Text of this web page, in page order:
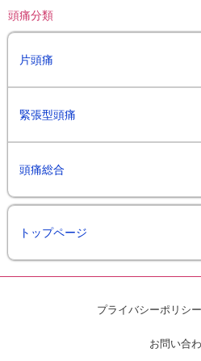
頭痛分類
片頭痛
緊張型頭痛
頭痛総合
トップページ
プライバシーポリシ
お問い合